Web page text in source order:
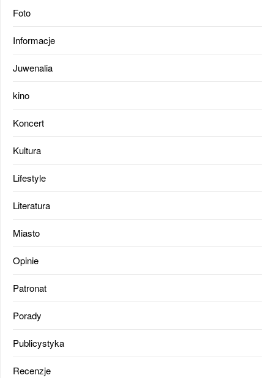
Foto
Informacje
Juwenalia
kino
Koncert
Kultura
Lifestyle
Literatura
Miasto
Opinie
Patronat
Porady
Publicystyka
Recenzje